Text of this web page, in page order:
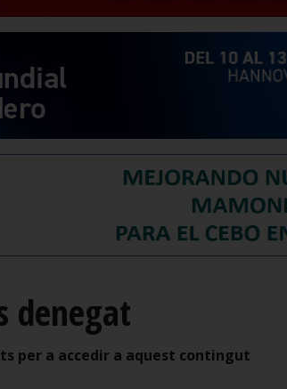
denegat
per a accedir a aquest contingut